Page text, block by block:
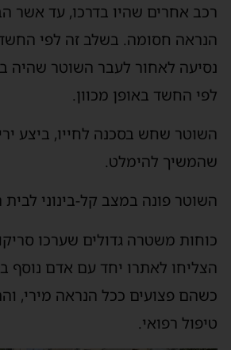
רכב אחרים שהיו בדרכו, עד אשר
הנראה חסומה. בשלב זה לפי
נסיעה לאחור לעבר השוטר שהיה
לפי החשד באופן מכוון.
השוטר שחש בסכנה לחייו, ביצע
שהמשיך להימלט.
השוטר פונה במצב קל-בינוני לבית
כוחות משטרה גדולים שערכו
הצליחו לאתרו יחד עם אדם נוסף
כשהם פצועים ככל הנראה מירי,
טיפול רפואי.